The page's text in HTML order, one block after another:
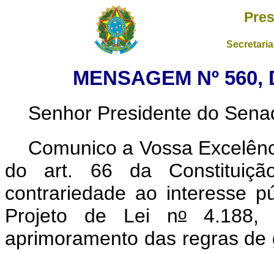
MENSAGEM Nº
Senhor Presidente do
Comunico a Vossa
do art. 66 da
contrariedade ao interesse
Projeto de Lei no 4.188,
aprimoramento das regras